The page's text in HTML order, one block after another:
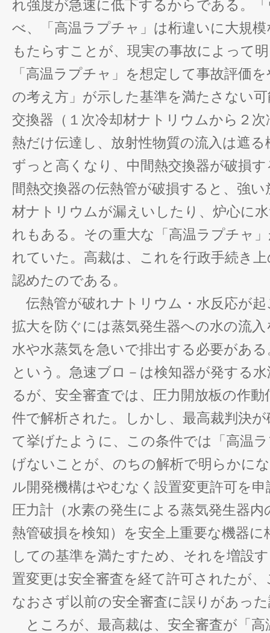
れ強度が急速に低下するからである。
べ、「高温ラプチャ」は桁違いに大規
もたらすことが、現実の事故によって
「高温ラプチャ」を想定して事故評価
の考え方」が示した基準を満たさない
交換器（１次冷却材ナトリウムから２
熱だけ伝達し、放射性物質の流入は遮
ずっと高くなり、中間熱交換器が破損
間熱交換器の伝熱管が破損すると、強
材ナトリウムが漏えいしたり、炉心に
れもある。その重大な「高温ラプチャ
れていた。高裁は、これを行政手続き
認めたのである。
伝熱管が破れナトリウム・水反応が
拡大を防ぐには蒸気発生器への水の流
水や水蒸気を急いで排出する必要があ
という。急速ブロ－は検知器が発する
るが、安全審査では、圧力開放板の作
件で解析された。しかし、最高裁判決
て挙げたように、この条件では「高温
げないことが、のちの解析で明らかに
ル開発機構はやむなく設置変更許可を
圧力計（水素の発生による蒸気発生器
熱管破損を検知）を安全上重要な機器
しての基準を満たすため、それを増設
置変更は安全審査を経て許可されたが
なおさず以前の安全審査に誤りがあっ
ところが、最高裁は、安全審査が「高